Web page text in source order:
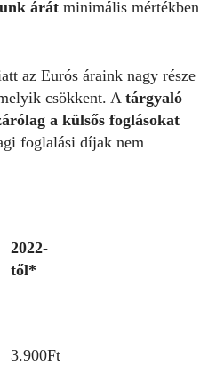
árát minimális mértékben
az Eurós áraink nagy része
csökkent. Atárgyaló
a külsős foglásokat
foglalási díjak nem
2022-
től*
3.900Ft